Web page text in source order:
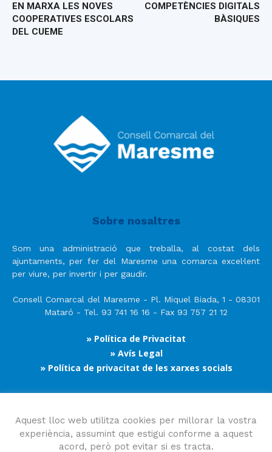
EN MARXA LES NOVES
COOPERATIVES ESCOLARS
DEL CUEME
COMPETÈNCIES DIGITALS
BÀSIQUES
Sobre nosaltres
Som una administració que treballa, al costat dels
ajuntaments, per fer del Maresme una comarca excel·lent
per viure, per invertir i per gaudir.
Consell Comarcal del Maresme - Pl. Miquel Biada, 1 - 08301
Mataró - Tel. 93 741 16 16 - Fax 93 757 21 12
» Política de Privacitat
» Avís Legal
» Política de privacitat de les xarxes socials
Segueix-nos
Aquest lloc web utilitza cookies per millorar la vostra
experiència, assumint que estigui conforme a aquest
acord, però pot evitar si es tracta.